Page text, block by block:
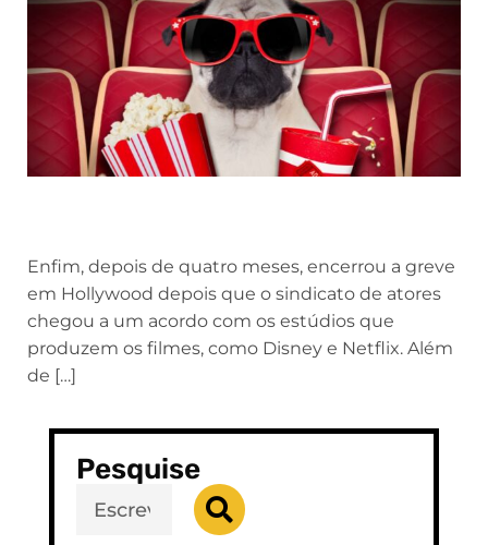
Enfim, depois de quatro meses, encerrou a greve
em Hollywood depois que o sindicato de atores
chegou a um acordo com os estúdios que
produzem os filmes, como Disney e Netflix. Além
de […]
Pesquise